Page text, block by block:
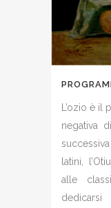
L’ozio è
negativa
latini,
alle